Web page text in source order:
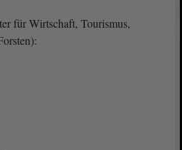
für Wirtschaft, Tourismus,